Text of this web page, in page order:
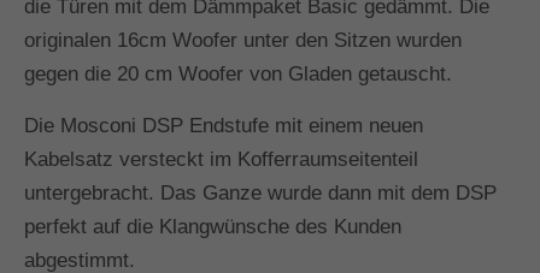
die Türen mit dem Dämmpaket Basic gedämmt. Die
originalen 16cm Woofer unter den Sitzen wurden
gegen die 20 cm Woofer von Gladen getauscht.
Die Mosconi DSP Endstufe mit einem neuen
Kabelsatz versteckt im Kofferraumseitenteil
untergebracht. Das Ganze wurde dann mit dem DSP
perfekt auf die Klangwünsche des Kunden
abgestimmt.